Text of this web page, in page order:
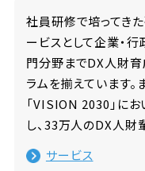
社員研修で培ってき
ービスとして企業・
門分野までDX人財
ラムを揃えています
「VISION 2030」に
し、33万人のDX人財
サービス